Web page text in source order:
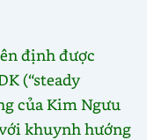
định được
(“steady
của Kim Ngưu
khuynh hướng